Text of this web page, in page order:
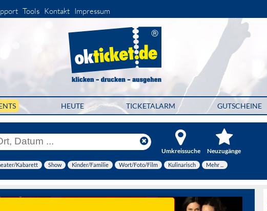
Tools Kontakt Impressum
HEUTE TICKETALARM GUTSCHEINE
Umkreissuche Neuzugänge
Kabarett Show Kinder/Familie Wort/Foto/Film Kulinarisch Mehr ...